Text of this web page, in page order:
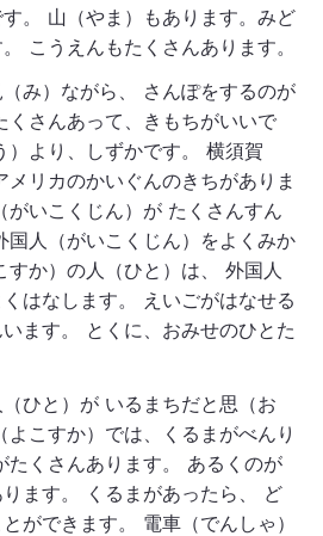
。 山（やま）もあります。みど
こうえんもたくさんあります。
み）ながら、 さんぽをするのが
くさんあって、きもちがいいで
）より、しずかです。 横須賀
メリカのかいぐんのきちがありま
がいこくじん）が たくさんすん
国人（がいこくじん）をよくみか
か）の人（ひと）は、 外国人
くはなします。 えいごがはなせる
ます。 とくに、おみせのひとた
ひと）が いるまちだと思（お
よこすか）では、くるまがべんり
たくさんあります。 あるくのが
ます。 くるまがあったら、 ど
ができます。 電車（でんしゃ）